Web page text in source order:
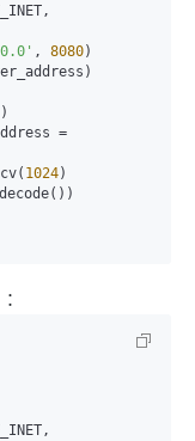
, 8080)
)
=
1024
：